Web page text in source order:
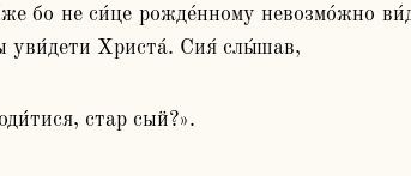
бо не си́це рожде́нному невозмо́жно
уви́дети Христа́. Сия́ слы́шав,
стар сый?».